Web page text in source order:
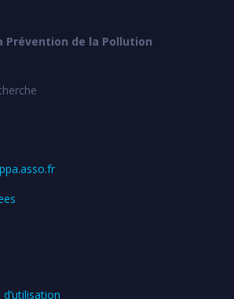
Prévention de la Pollution